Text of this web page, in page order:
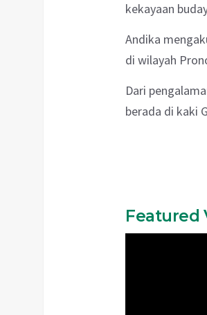
kekayaan
Andika
di wilayah
Dari
berada di kaki
Featured